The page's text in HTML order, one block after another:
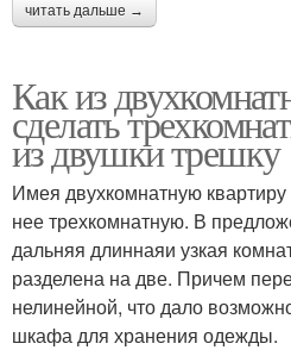
читать дальше →
Как из
сделать
из двушки трешку
Имея двухкомнатную квартиру
нее трехкомнатную. В
дальняя длиннаяи узкая
разделена на две. Причем
нелинейной, что дало
шкафа для хранения одежды.